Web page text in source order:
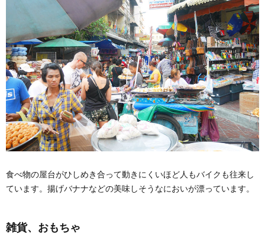
食べ物の屋台がひしめき合って動きにくいほど人もバイクも往来し
ています。揚げバナナなどの美味しそうなにおいが漂っています。
雑貨、おもちゃ